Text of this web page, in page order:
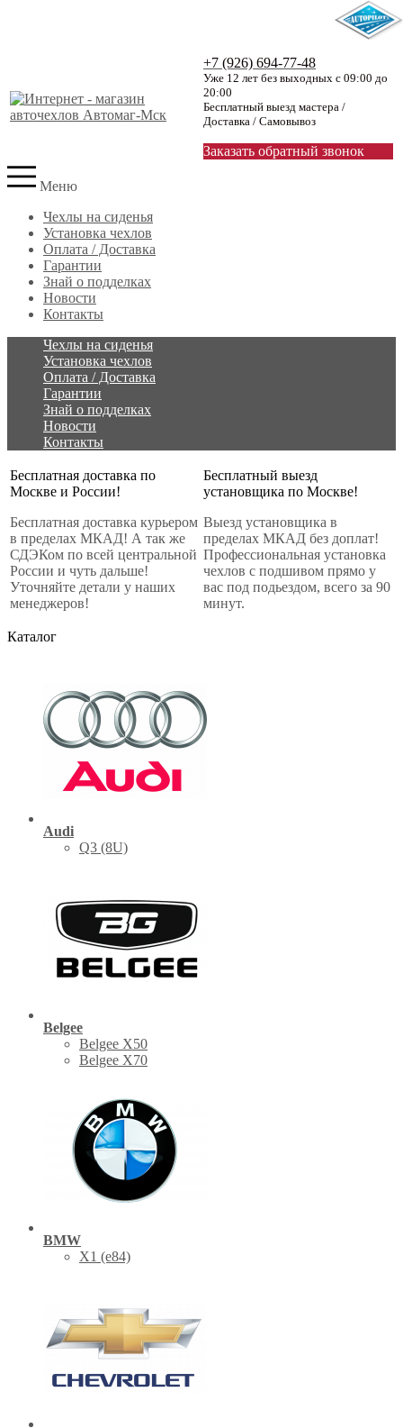
+7 (926) 694-77-48
Уже 12 лет без выходных с 09:00 до
20:00
Бесплатный выезд мастера /
Доставка / Самовывоз
Заказать обратный звонок
Меню
Чехлы на сиденья
Установка чехлов
Оплата / Доставка
Гарантии
Знай о подделках
Новости
Контакты
Чехлы на сиденья
Установка чехлов
Оплата / Доставка
Гарантии
Знай о подделках
Новости
Контакты
Бесплатная доставка по
Москве и России!
Бесплатная доставка курьером
в пределах МКАД! А так же
СДЭКом по всей центральной
России и чуть дальше!
Уточняйте детали у наших
менеджеров!
Бесплатный выезд
установщика по Москве!
Выезд установщика в
пределах МКАД без доплат!
Профессиональная установка
чехлов с подшивом прямо у
вас под подьездом, всего за 90
минут.
Каталог
Audi
Q3 (8U)
Belgee
Belgee X50
Belgee X70
BMW
X1 (е84)